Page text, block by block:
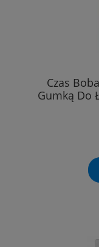
Czas
Gumką Do